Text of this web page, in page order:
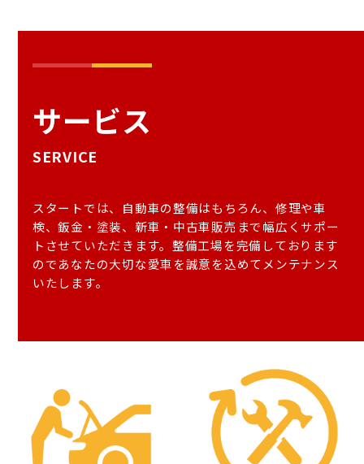
サービス
SERVICE
スタートでは、自動車の整備はもちろん、修理や車
検、鈑金・塗装、新車・中古車販売まで幅広くサポー
トさせていただきます。整備工場を完備しております
のであなたの大切な愛車を誠意を込めてメンテナンス
いたします。